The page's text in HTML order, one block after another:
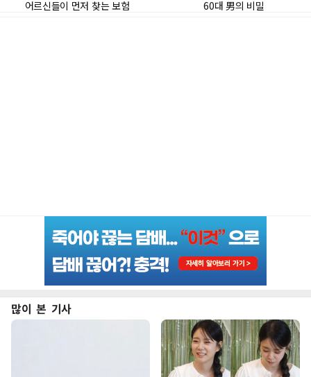
많이 본 기사